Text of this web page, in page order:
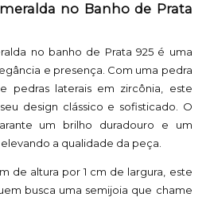
no Banho de Prata
no banho de Prata 925 é uma
e presença. Com uma pedra
pedras laterais em zircônia, este
design clássico e sofisticado. O
um brilho duradouro e um
a qualidade da peça.
de altura por 1 cm de largura, este
busca uma semijoia que chame